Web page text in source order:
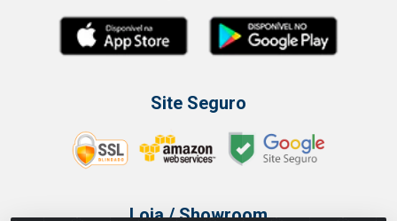
Site Seguro
Loja / Showroom